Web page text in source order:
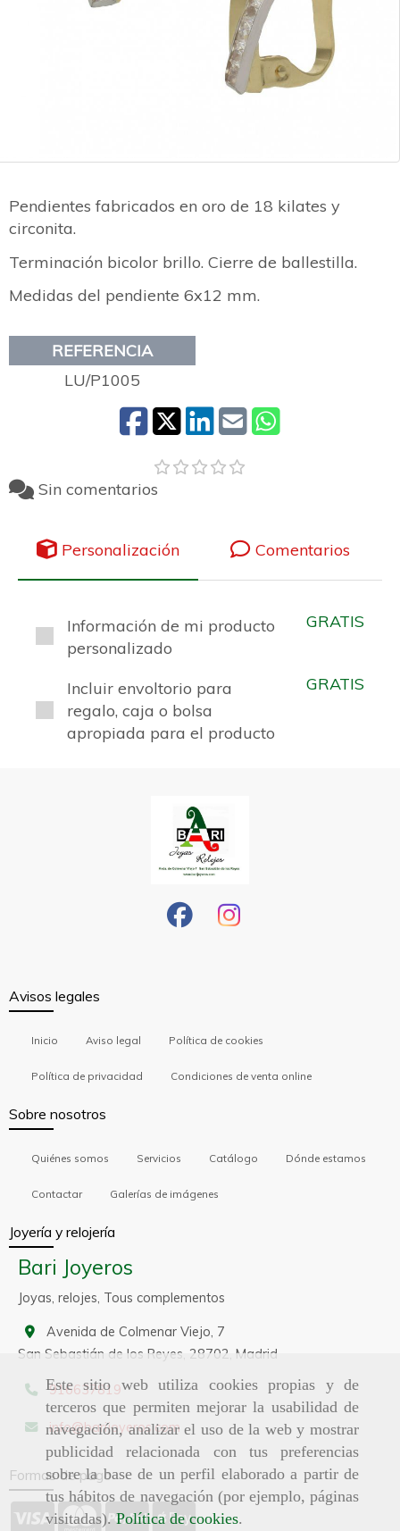
Este sitio web utiliza cookies propias y de
terceros que permiten mejorar la usabilidad de
navegación, analizar el uso de la web y mostrar
publicidad relacionada con tus preferencias
sobre la base de un perfil elaborado a partir de
tus hábitos de navegación (por ejemplo, páginas
visitadas).Política de cookies.
Pendientes fabricados en oro de 18 kilates y
circonita.
Terminación bicolor brillo. Cierre de ballestilla.
Medidas del pendiente 6x12 mm.
REFERENCIA
LU/P1005
Sin comentarios
Personalización Comentarios
Información de mi producto
personalizado
GRATIS
Incluir envoltorio para
regalo, caja o bolsa
apropiada para el producto
GRATIS
Avisos legales
Inicio Aviso legal Política de cookies
Política de privacidad Condiciones de venta online
Sobre nosotros
Quiénes somos Servicios Catálogo Dónde estamos
Contactar Galerías de imágenes
Joyería y relojería
Bari Joyeros
Joyas, relojes, Tous complementos
Avenida de Colmenar Viejo, 7
San Sebastián de los Reyes, 28702, Madrid
916637819
info barijoyeros.com
Formas de pago